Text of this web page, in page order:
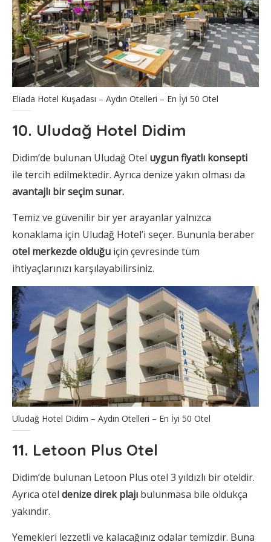
Eliada Hotel Kuşadası – Aydın Otelleri – En İyi 50 Otel
10. Uludağ Hotel Didim
Didim’de bulunan Uludağ Otel uygun fiyatlı konsepti
ile tercih edilmektedir. Ayrıca denize yakın olması da
avantajlı bir seçim sunar.
Temiz ve güvenilir bir yer arayanlar yalnızca
konaklama için Uludağ Hotel’i seçer. Bununla beraber
otel merkezde olduğu için çevresinde tüm
ihtiyaçlarınızı karşılayabilirsiniz.
Uludağ Hotel Didim – Aydın Otelleri – En İyi 50 Otel
11. Letoon Plus Otel
Didim’de bulunan Letoon Plus otel 3 yıldızlı bir oteldir.
Ayrıca otel denize direk plajı bulunmasa bile oldukça
yakındır.
Yemekleri lezzetli ve kalacağınız odalar temizdir. Buna